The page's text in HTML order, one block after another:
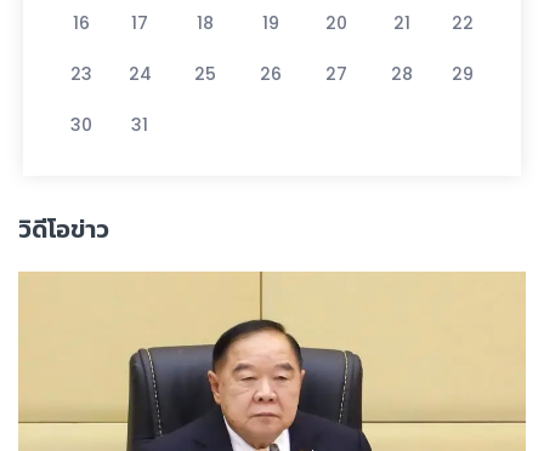
16 17 18 19 20 21 22
23 24 25 26 27 28 29
30 31
วิดีโอข่าว